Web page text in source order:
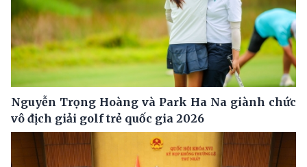
Nguyễn Trọng Hoàng và Park Ha Na giành chức
vô địch giải golf trẻ quốc gia 2026